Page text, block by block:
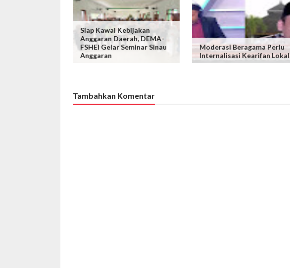
Siap Kawal Kebijakan
Anggaran Daerah, DEMA-
FSHEI Gelar Seminar Sinau
Anggaran
Moderasi Beragama Perlu
Internalisasi Kearifan Lokal
Tambahkan Komentar